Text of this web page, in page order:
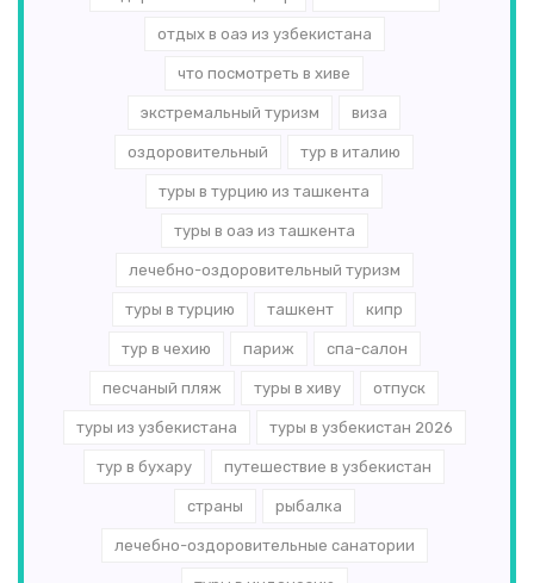
отдых в оаэ из узбекистана
что посмотреть в хиве
экстремальный туризм виза
оздоровительный тур в италию
туры в турцию из ташкента
туры в оаэ из ташкента
лечебно-оздоровительный туризм
туры в турцию ташкент кипр
тур в чехию париж спа-салон
песчаный пляж туры в хиву отпуск
туры из узбекистана туры в узбекистан 2026
тур в бухару путешествие в узбекистан
страны рыбалка
лечебно-оздоровительные санатории